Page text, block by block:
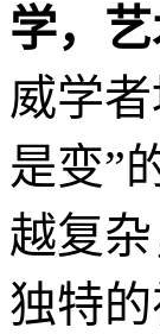
学，
威学
是变”
越复
独特